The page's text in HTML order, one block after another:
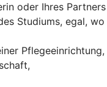
oder Ihres Partners
Studiums, egal, wo
Pflegeeinrichtung,